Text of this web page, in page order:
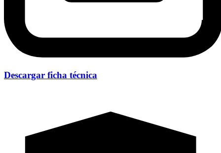
Descargar ficha técnica